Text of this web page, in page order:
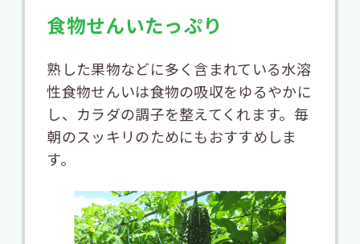
食物せんいたっぷり
熟した果物などに多く含まれている水溶
性食物せんいは食物の吸収をゆるやかに
し、カラダの調子を整えてくれます。毎
朝のスッキリのためにもおすすめしま
す。